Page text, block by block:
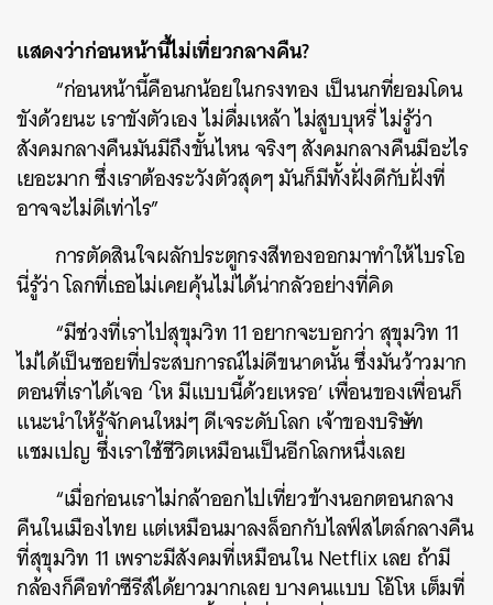
แสดงว่าก่อนหน้านี้ไม่เที่ยวกลางคืน?
“ก่อนหน้านี้คือนกน้อยในกรงทอง เป็นนกที่ยอมโดน
ขังด้วยนะ เราขังตัวเอง ไม่ดื่มเหล้า ไม่สูบบุหรี่ ไม่รู้ว่า
สังคมกลางคืนมันมีถึงขั้นไหน จริงๆ สังคมกลางคืนมีอะไร
เยอะมาก ซึ่งเราต้องระวังตัวสุดๆ มันก็มีทั้งฝั่งดีกับฝั่งที่
อาจจะไม่ดีเท่าไร”
การตัดสินใจผลักประตูกรงสีทองออกมาทำให้ไบรโอ
นี่รู้ว่า โลกที่เธอไม่เคยคุ้นไม่ได้น่ากลัวอย่างที่คิด
“มีช่วงที่เราไปสุขุมวิท 11 อยากจะบอกว่า สุขุมวิท 11
ไม่ได้เป็นซอยที่ประสบการณ์ไม่ดีขนาดนั้น ซึ่งมันว้าวมาก
ตอนที่เราได้เจอ ‘โห มีแบบนี้ด้วยเหรอ’ เพื่อนของเพื่อนก็
แนะนำให้รู้จักคนใหม่ๆ ดีเจระดับโลก เจ้าของบริษัท
แชมเปญ ซึ่งเราใช้ชีวิตเหมือนเป็นอีกโลกหนึ่งเลย
“เมื่อก่อนเราไม่กล้าออกไปเที่ยวข้างนอกตอนกลาง
คืนในเมืองไทย แต่เหมือนมาลงล็อกกับไลฟ์สไตล์กลางคืน
ที่สุขุมวิท 11 เพราะมีสังคมที่เหมือนใน Netflix เลย ถ้ามี
กล้องก็คือทำซีรีส์ได้ยาวมากเลย บางคนแบบ โอ้โห เต็มที่